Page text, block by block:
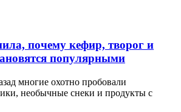
почему кефир, творог и
популярными
многие охотно пробовали
необычные снеки и продукты с